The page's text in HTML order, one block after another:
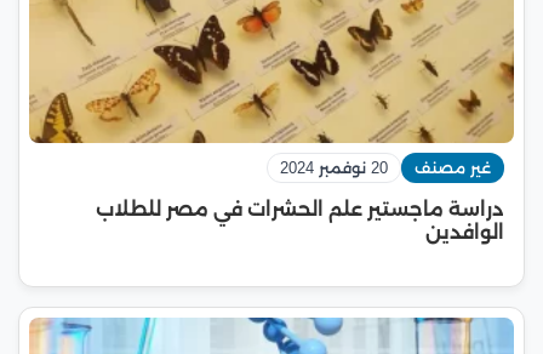
غير مصنف 20 نوفمبر 2024
دراسة ماجستير علم الحشرات في مصر للطلاب
الوافدين